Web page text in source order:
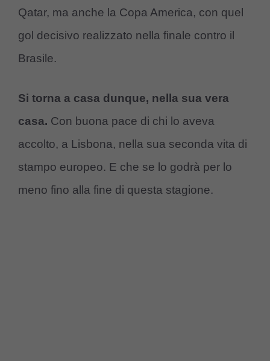
Qatar, ma anche la Copa America, con quel
gol decisivo realizzato nella finale contro il
Brasile.
Si torna a casa dunque, nella sua vera
casa. Con buona pace di chi lo aveva
accolto, a Lisbona, nella sua seconda vita di
stampo europeo. E che se lo godrà per lo
meno fino alla fine di questa stagione.